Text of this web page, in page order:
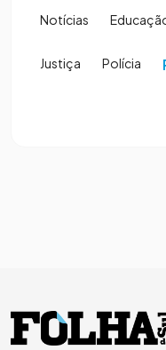
Notícias
Justiça Polícia